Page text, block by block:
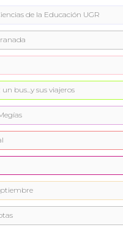
de la Educación UGR
bus...y sus viajeros